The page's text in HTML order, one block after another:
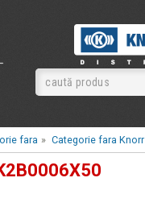
fara » Categorie fara